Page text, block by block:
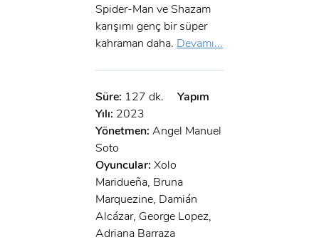
Spider-Man ve Shazam
karışımı genç bir süper
kahraman daha. Devamı...
Süre: 127 dk.
Yapım
Yılı: 2023
Yönetmen: Angel Manuel
Soto
Oyuncular: Xolo
Maridueña, Bruna
Marquezine, Damián
Alcázar, George Lopez,
Adriana Barraza